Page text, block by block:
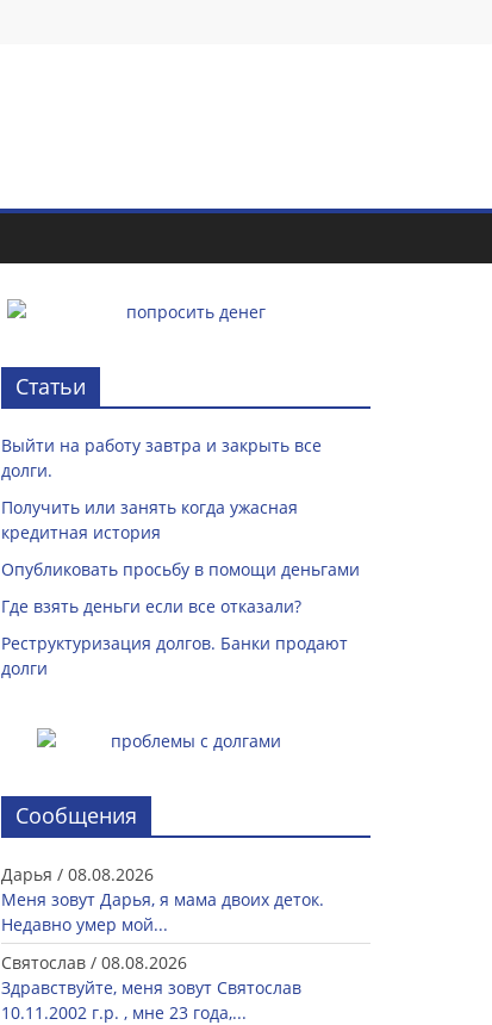
Статьи
Выйти на работу завтра и закрыть все
долги.
Получить или занять когда ужасная
кредитная история
Опубликовать просьбу в помощи деньгами
Где взять деньги если все отказали?
Реструктуризация долгов. Банки продают
долги
Сообщения
Дарья / 08.08.2026
Меня зовут Дарья, я мама двоих деток.
Недавно умер мой...
Святослав / 08.08.2026
Здравствуйте, меня зовут Святослав
10.11.2002 г.р. , мне 23 года,...